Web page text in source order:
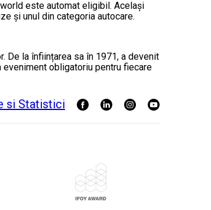
este automat eligibil. Același
și unul din categoria autocare.
De la înființarea sa în 1971, a devenit
obligatoriu pentru fiecare